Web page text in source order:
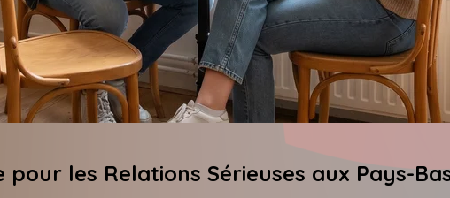
pour les Relations Sérieuses aux Pays-